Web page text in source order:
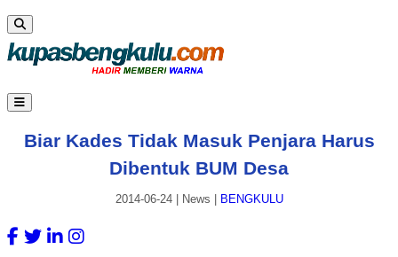
Biar Kades Tidak Masuk Penjara Harus
Dibentuk BUM Desa
2014-06-24| News BENGKULU